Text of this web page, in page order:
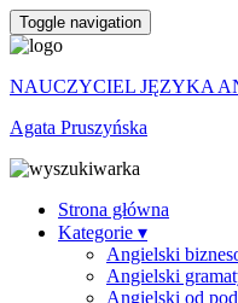
Toggle navigation
NAUCZYCIEL JĘZYKA
Agata Pruszyńska
Strona główna
Kategorie ▾
Angielski
Angielski
Angielski od